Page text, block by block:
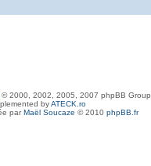
© 2000, 2002, 2005, 2007 phpBB Group
byATECK.ro
parMaël Soucaze © 2010 phpBB.fr